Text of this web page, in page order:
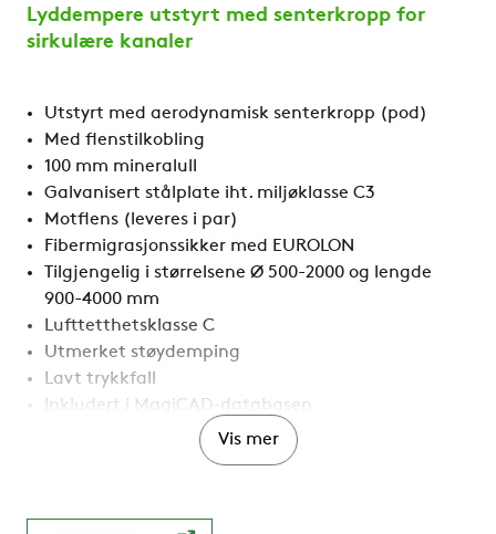
Lyddempere utstyrt med senterkropp for
sirkulære kanaler
Utstyrt med aerodynamisk senterkropp (pod)
Med flenstilkobling
100 mm mineralull
Galvanisert stålplate iht. miljøklasse C3
Motflens (leveres i par)
Fibermigrasjonssikker med EUROLON
Tilgjengelig i størrelsene Ø 500-2000 og lengde
900-4000 mm
Lufttetthetsklasse C
Utmerket støydemping
Lavt trykkfall
Inkludert i MagiCAD-databasen
SORDO-PF har brannmotstand tilsvarende klasse
Vis mer